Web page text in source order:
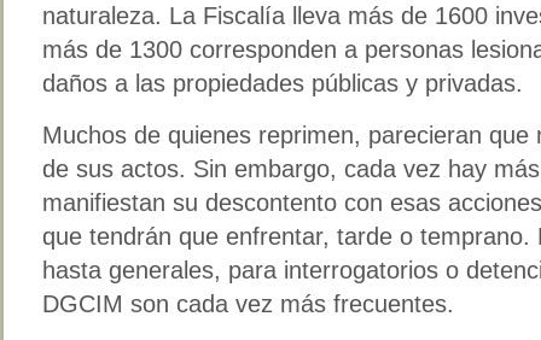
naturaleza. La Fiscalía lleva más de 1600
más de 1300 corresponden a personas
daños a las propiedades públicas y privadas.
Muchos de quienes reprimen, parecieran que
de sus actos. Sin embargo, cada vez hay
manifiestan su descontento con esas
que tendrán que enfrentar, tarde o temprano.
hasta generales, para interrogatorios o
DGCIM son cada vez más frecuentes.